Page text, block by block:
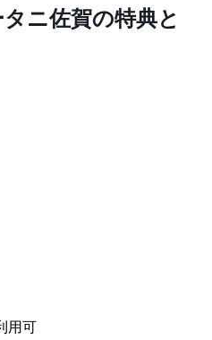
ニ佐賀の特典と
用可